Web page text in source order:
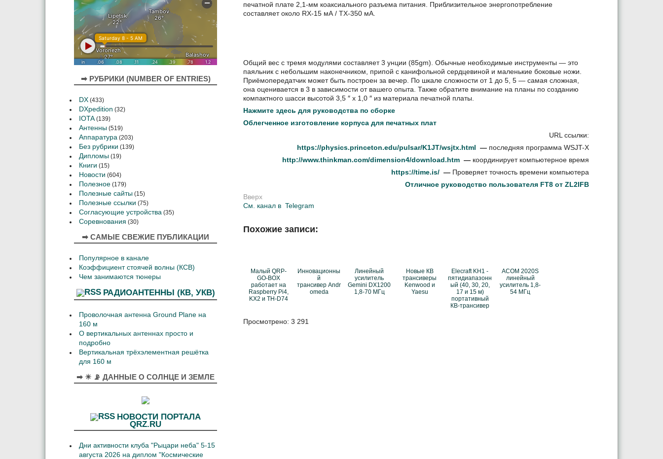
печатной плате 2,1-мм коаксиального разъема питания. Приблизительное энергопотребление
составляет около RX-15 мА / TX-350 мА.
Общий вес с тремя модулями составляет 3 унции (85gm). Обычные необходимые инструменты — это
паяльник с небольшим наконечником, припой с канифольной сердцевиной и маленькие боковые ножи.
Приёмопередатчик может быть построен за вечер. По шкале сложности от 1 до 5, 5 — самая сложная,
она оценивается в 3 в зависимости от вашего опыта. Также обратите внимание на планы по созданию
компактного шасси высотой 3,5 ″ х 1,0 ″ из ​​материала печатной платы.
Нажмите здесь для руководства по сборке
Облегченное изготовление корпуса для печатных плат
URL ссылки:
https://physics.princeton.edu/pulsar/K1JT/wsjtx.html — последняя программа WSJT-X
http://www.thinkman.com/dimension4/download.htm — координирует компьютерное время
https://time.is/ — Проверяет точность времени компьютера
Отличное руководство пользователя FT8 от ZL2IFB
Вверх
См. канал в Telegram
Похожие записи:
Малый QRP-
GO-BOX
работает на
Raspberry Pi4,
KX2 и TH-D74
Инновационны
й
трансивер Andr
omeda
Линейный
усилитель
Gemini DX1200
1,8-70 МГц
Новые КВ
трансиверы
Kenwood и
Yaesu
Elecraft KH1 -
пятидиапазонн
ый (40, 30, 20,
17 и 15 м)
портативный
КВ-трансивер
ACOM 2020S
линейный
усилитель 1,8-
54 МГц
Просмотрено:3 291
➡ РУБРИКИ (NUMBER OF ENTRIES)
DX (433)
DXpedition (32)
IOTA (139)
Антенны (519)
Аппаратура (203)
Без рубрики (139)
Дипломы (19)
Книги (15)
Новости (604)
Полезное (179)
Полезные сайты (15)
Полезные ссылки (75)
Согласующие устройства (35)
Соревнования (30)
➡ САМЫЕ СВЕЖИЕ ПУБЛИКАЦИИ
Популярное в канале
Коэффициент стоячей волны (КСВ)
Чем занимаются тюнеры
РАДИОАНТЕННЫ (КВ, УКВ)
Проволочная антенна Ground Plane на
160 м
О вертикальных антеннах просто и
подробно
Вертикальная трёхэлементная решётка
для 160 м
➡ ☀ 📡 ДАННЫЕ О СОЛНЦЕ И ЗЕМЛЕ
НОВОСТИ ПОРТАЛА
QRZ.RU
Дни активности клуба "Рыцари неба" 5-15
августа 2026 на диплом "Космические